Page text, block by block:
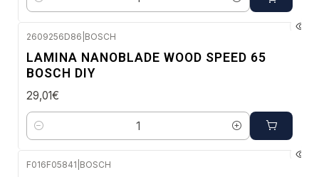
Quantidade
2609256D86 BOSCH
LAMINA NANOBLADE WOOD SPEED 65
BOSCH DIY
29,01€
Quantidade
F016F05841 BOSCH